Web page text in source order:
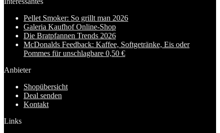
Pellet Smoker: So grillt man 2026
Galeria Kaufhof Online-Shop
Die Bratpfannen Trends 2026
McDonalds Feedback: Kaffee, Softgetränke, Eis oder
Pommes für unschlagbare 0,50 €
Anbieter
Shopübersicht
Deal senden
Kontakt
Links